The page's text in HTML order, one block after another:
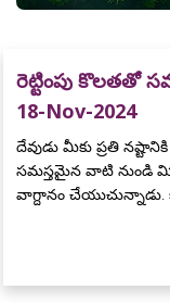
రెట్టింపు కొలతతో
18-Nov-2024
దేవుడు మీకు ప్రతి
సమస్తమైన వాటి నుండి
వాగ్దానం చేయుచున్నాడు.